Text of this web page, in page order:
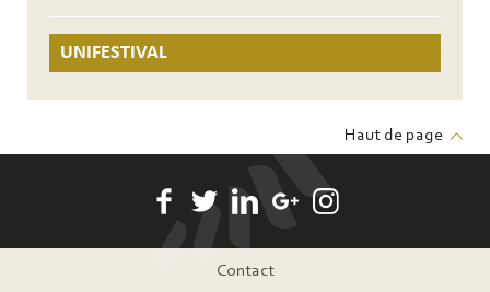
UNIFESTIVAL
Haut de page
Contact